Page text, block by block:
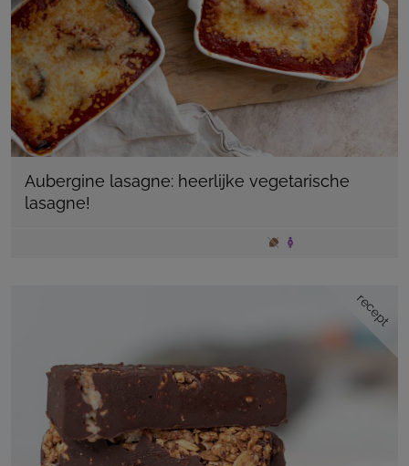
Aubergine lasagne: heerlijke vegetarische
lasagne!
recept